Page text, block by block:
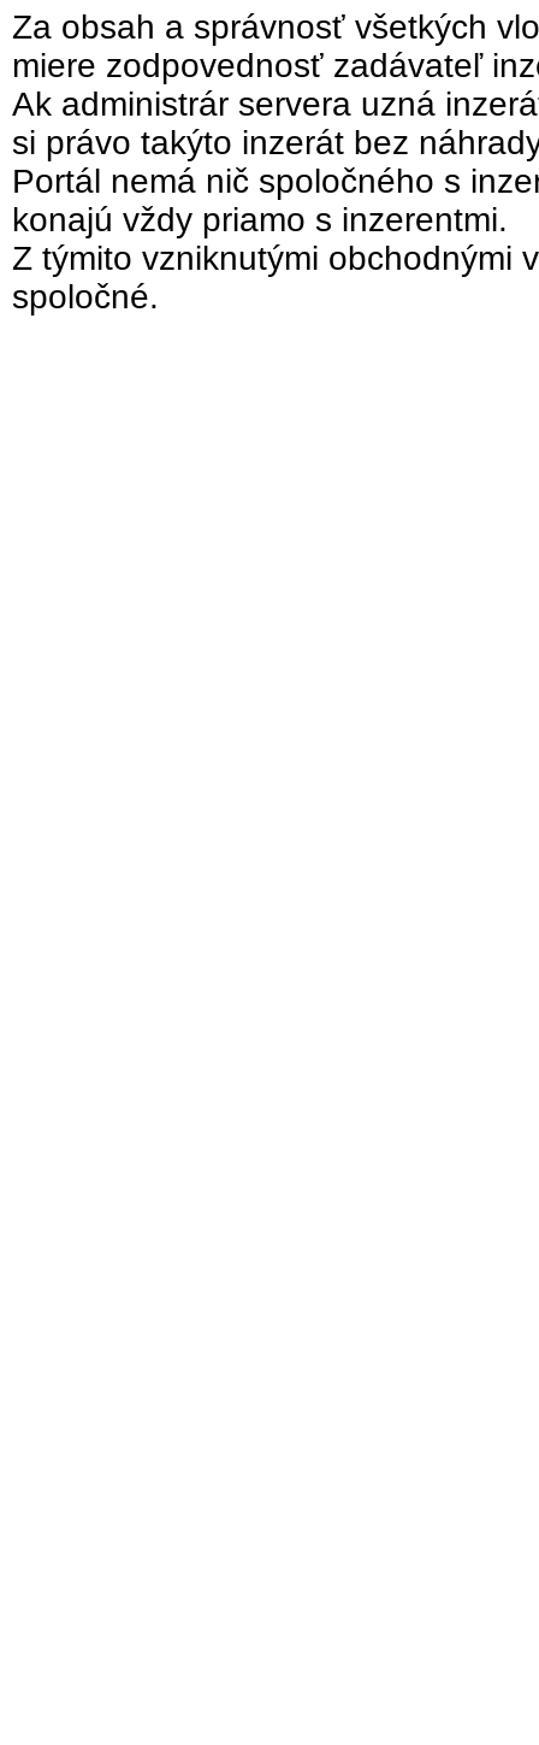
Za obsah a správnosť všetkých
miere zodpovednosť zadávateľ
Ak administrár servera uzná
si právo takýto inzerát bez
Portál nemá nič spoločného s
konajú vždy priamo s inzerentmi.
Z týmito vzniknutými obchodnými
spoločné.